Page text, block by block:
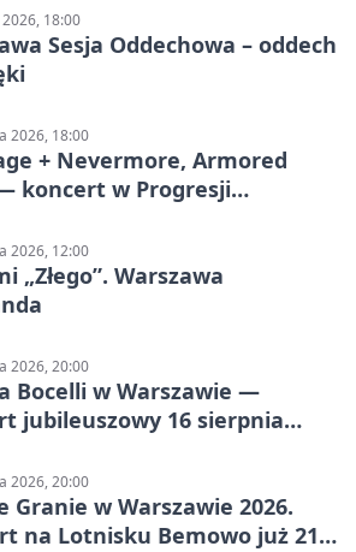
18:00
Sesja Oddechowa – oddech
2026, 18:00
+ Nevermore, Armored
koncert w Progresji
2026, 12:00
„Złego”. Warszawa
2026, 20:00
Bocelli w Warszawie —
jubileuszowy 16 sierpnia
2026, 20:00
Granie w Warszawie 2026.
na Lotnisku Bemowo już 21